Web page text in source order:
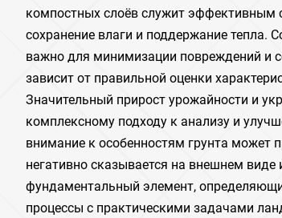
компостных слоёв служит эффективным
сохранение влаги и поддержание тепла.
важно для минимизации повреждений и
зависит от правильной оценки
Значительный прирост урожайности и
комплексному подходу к анализу и
внимание к особенностям грунта может
негативно сказывается на внешнем виде
фундаментальный элемент,
процессы с практическими задачами